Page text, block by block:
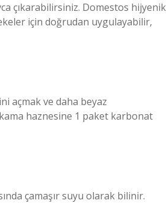
çıkarabilirsiniz. Domestos hijyenik
için doğrudan uygulayabilir,
açmak ve daha beyaz
haznesine 1 paket karbonat
çamaşır suyu olarak bilinir.